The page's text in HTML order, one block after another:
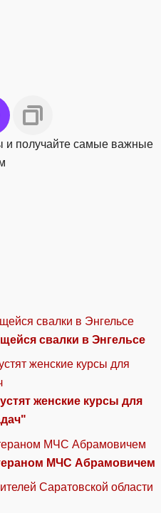
и получайте самые важные
свалки в Энгельсе
женские курсы для
МЧС Абрамовичем